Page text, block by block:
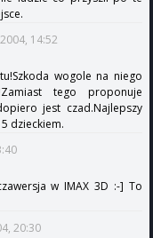
14:52
wogole na niego
tego proponuje
jest czad.Najlepszy
dzieckiem.
w IMAX 3D :-] To
20:30